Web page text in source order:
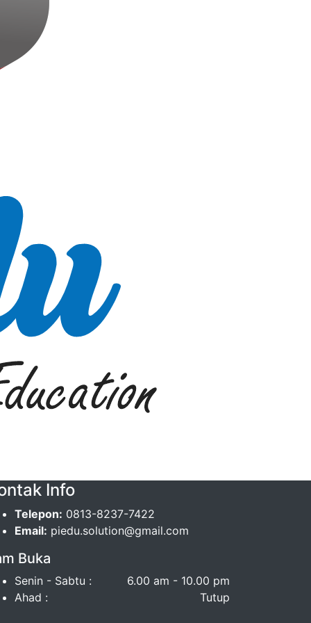
Info
Telepon: 0813-8237-7422
Email: piedu.solution@gmail.com
Buka
Senin - Sabtu :
6.00 am - 10.00 pm
Ahad :
Tutup